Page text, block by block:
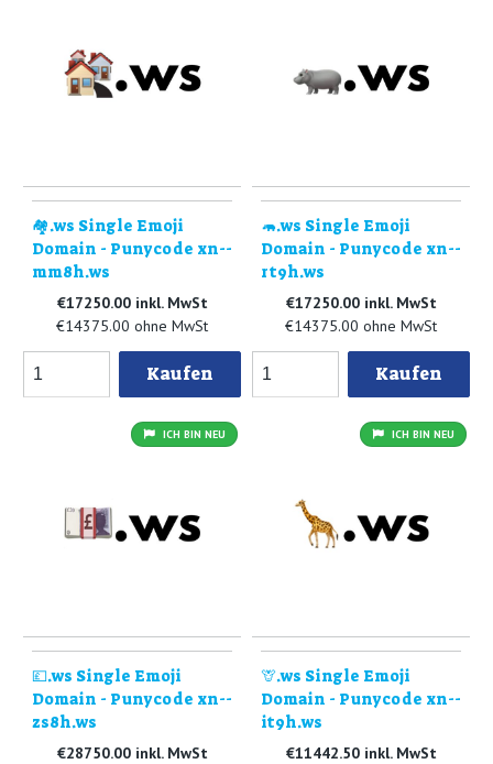
🏘.ws Single Emoji
Domain - Punycode xn--
mm8h.ws
€17250.00 inkl. MwSt
€14375.00 ohne MwSt
Kaufen
🦛.ws Single Emoji
Domain - Punycode xn--
rt9h.ws
€17250.00 inkl. MwSt
€14375.00 ohne MwSt
Kaufen
ICH BIN NEU
💷.ws Single Emoji
Domain - Punycode xn--
zs8h.ws
€28750.00 inkl. MwSt
ICH BIN NEU
🦒.ws Single Emoji
Domain - Punycode xn--
it9h.ws
€11442.50 inkl. MwSt